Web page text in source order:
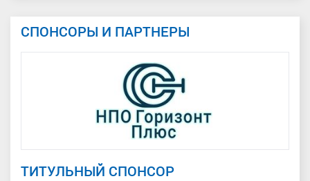
СПОНСОРЫ И ПАРТНЕРЫ
ТИТУЛЬНЫЙ СПОНСОР